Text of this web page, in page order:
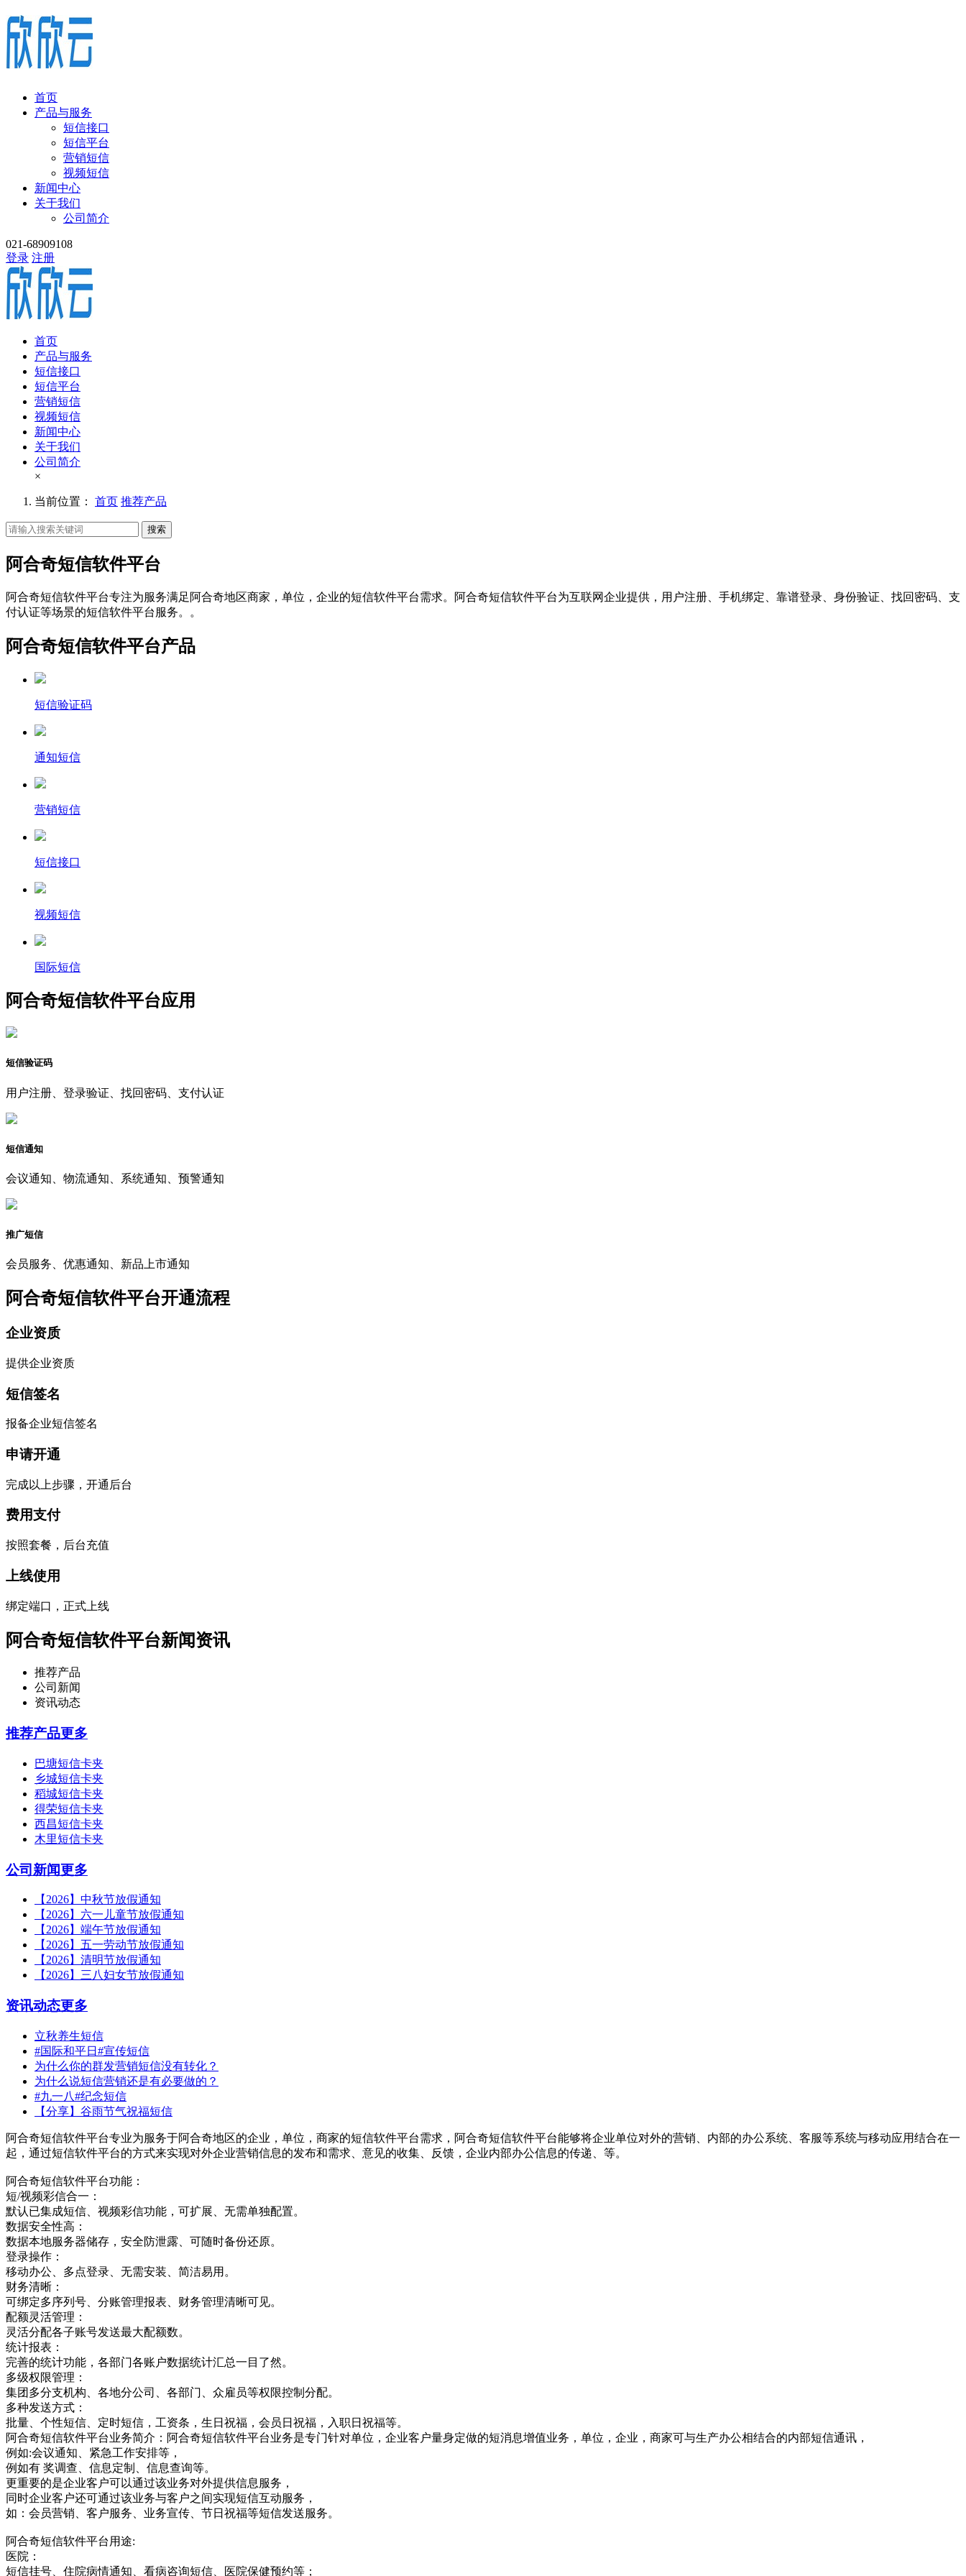
首页
产品与服务
短信接口
短信平台
营销短信
视频短信
新闻中心
关于我们
公司简介
021-68909108
登录 注册
首页
产品与服务
短信接口
短信平台
营销短信
视频短信
新闻中心
关于我们
公司简介
×
当前位置： 首页 推荐产品
搜索
阿合奇短信软件平台
阿合奇短信软件平台专注为服务满足阿合奇地区商家，单位，企业的短信软件平台需求。阿合奇短信软件平台为互联网企业提供，用户注册、手机绑定、靠谱登录、身份验证、找回密码、支
付认证等场景的短信软件平台服务。。
阿合奇短信软件平台产品
短信验证码
通知短信
营销短信
短信接口
视频短信
国际短信
阿合奇短信软件平台应用
短信验证码
用户注册、登录验证、找回密码、支付认证
短信通知
会议通知、物流通知、系统通知、预警通知
推广短信
会员服务、优惠通知、新品上市通知
阿合奇短信软件平台开通流程
企业资质
提供企业资质
短信签名
报备企业短信签名
申请开通
完成以上步骤，开通后台
费用支付
按照套餐，后台充值
上线使用
绑定端口，正式上线
阿合奇短信软件平台新闻资讯
推荐产品
公司新闻
资讯动态
推荐产品更多
巴塘短信卡夹
乡城短信卡夹
稻城短信卡夹
得荣短信卡夹
西昌短信卡夹
木里短信卡夹
公司新闻更多
【2026】中秋节放假通知
【2026】六一儿童节放假通知
【2026】端午节放假通知
【2026】五一劳动节放假通知
【2026】清明节放假通知
【2026】三八妇女节放假通知
资讯动态更多
立秋养生短信
#国际和平日#宣传短信
为什么你的群发营销短信没有转化？
为什么说短信营销还是有必要做的？
#九一八#纪念短信
【分享】谷雨节气祝福短信
阿合奇短信软件平台专业为服务于阿合奇地区的企业，单位，商家的短信软件平台需求，阿合奇短信软件平台能够将企业单位对外的营销、内部的办公系统、客服等系统与移动应用结合在一
起，通过短信软件平台的方式来实现对外企业营销信息的发布和需求、意见的收集、反馈，企业内部办公信息的传递、等。
阿合奇短信软件平台功能：
短/视频彩信合一：
默认已集成短信、视频彩信功能，可扩展、无需单独配置。
数据安全性高：
数据本地服务器储存，安全防泄露、可随时备份还原。
登录操作：
移动办公、多点登录、无需安装、简洁易用。
财务清晰：
可绑定多序列号、分账管理报表、财务管理清晰可见。
配额灵活管理：
灵活分配各子账号发送最大配额数。
统计报表：
完善的统计功能，各部门各账户数据统计汇总一目了然。
多级权限管理：
集团多分支机构、各地分公司、各部门、众雇员等权限控制分配。
多种发送方式：
批量、个性短信、定时短信，工资条，生日祝福，会员日祝福，入职日祝福等。
阿合奇短信软件平台业务简介：阿合奇短信软件平台业务是专门针对单位，企业客户量身定做的短消息增值业务，单位，企业，商家可与生产办公相结合的内部短信通讯，
例如:会议通知、紧急工作安排等，
例如有 奖调查、信息定制、信息查询等。
更重要的是企业客户可以通过该业务对外提供信息服务，
同时企业客户还可通过该业务与客户之间实现短信互动服务，
如：会员营销、客户服务、业务宣传、节日祝福等短信发送服务。
阿合奇短信软件平台用途:
医院：
短信挂号、住院病情通知、看病咨询短信、医院保健预约等；